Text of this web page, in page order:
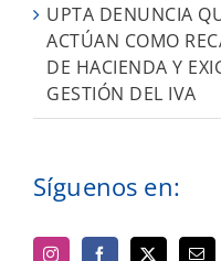
UPTA DENUNCIA
ACTÚAN COMO
DE HACIENDA Y
GESTIÓN DEL IVA
Síguenos en: